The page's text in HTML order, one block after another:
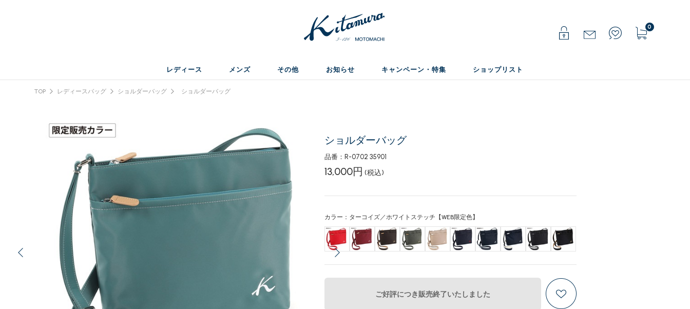
0
レディース メンズ その他 お知らせ キャンペーン・特集 ショップリスト
TOP レディースバッグ ショルダーバッグ ショルダーバッグ
ショルダーバッグ
品番：R-0702 35901
13,000円 (税込)
カラー：ターコイズ／ホワイトステッチ【WEB限定色】
ご好評につき販売終了いたしました